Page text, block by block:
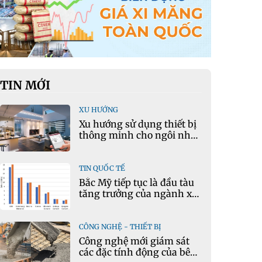
TIN MỚI
XU HƯỚNG
Xu hướng sử dụng thiết bị
thông minh cho ngôi nhà
TIN QUỐC TẾ
Bắc Mỹ tiếp tục là đầu tàu
tăng trưởng của ngành xi
CÔNG NGHỆ - THIẾT BỊ
Công nghệ mới giám sát
các đặc tính động của bê